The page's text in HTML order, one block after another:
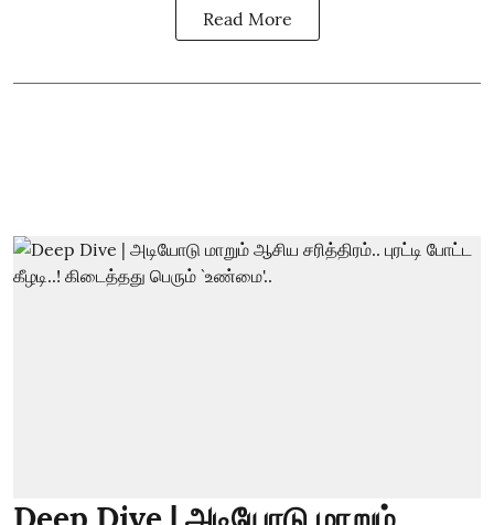
Read More